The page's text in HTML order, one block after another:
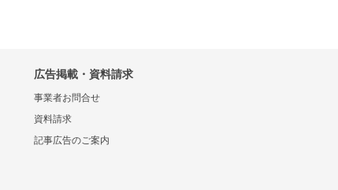
広告掲載・資料請求
事業者お問合せ
資料請求
記事広告のご案内